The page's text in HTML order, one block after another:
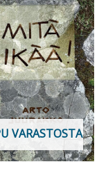
VARASTOSTA